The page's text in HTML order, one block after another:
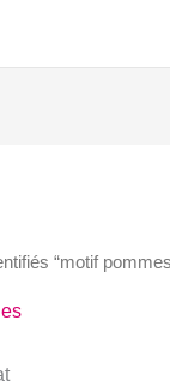
“motif